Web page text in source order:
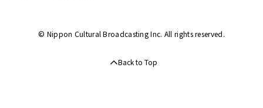
© Nippon Cultural Broadcasting Inc. All rights reserved.
Back to Top